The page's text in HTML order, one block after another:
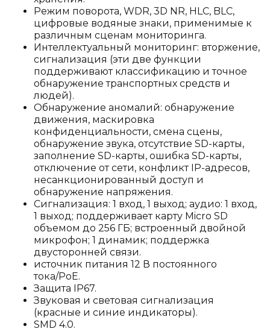
Режим поворота, WDR, 3D NR, HLC, BLC,
цифровые водяные знаки, применимые к
различным сценам мониторинга.
Интеллектуальный мониторинг: вторжение,
сигнализация (эти две функции
поддерживают классификацию и точное
обнаружение транспортных средств и
людей).
Обнаружение аномалий: обнаружение
движения, маскировка
конфиденциальности, смена сцены,
обнаружение звука, отсутствие SD-карты,
заполнение SD-карты, ошибка SD-карты,
отключение от сети, конфликт IP-адресов,
несанкционированный доступ и
обнаружение напряжения.
Сигнализация: 1 вход, 1 выход; аудио: 1 вход,
1 выход; поддерживает карту Micro SD
объемом до 256 ГБ; встроенный двойной
микрофон; 1 динамик; поддержка
двусторонней связи.
источник питания 12 В постоянного
тока/PoE.
Защита IP67.
Звуковая и световая сигнализация
(красные и синие индикаторы).
SMD 4.0.